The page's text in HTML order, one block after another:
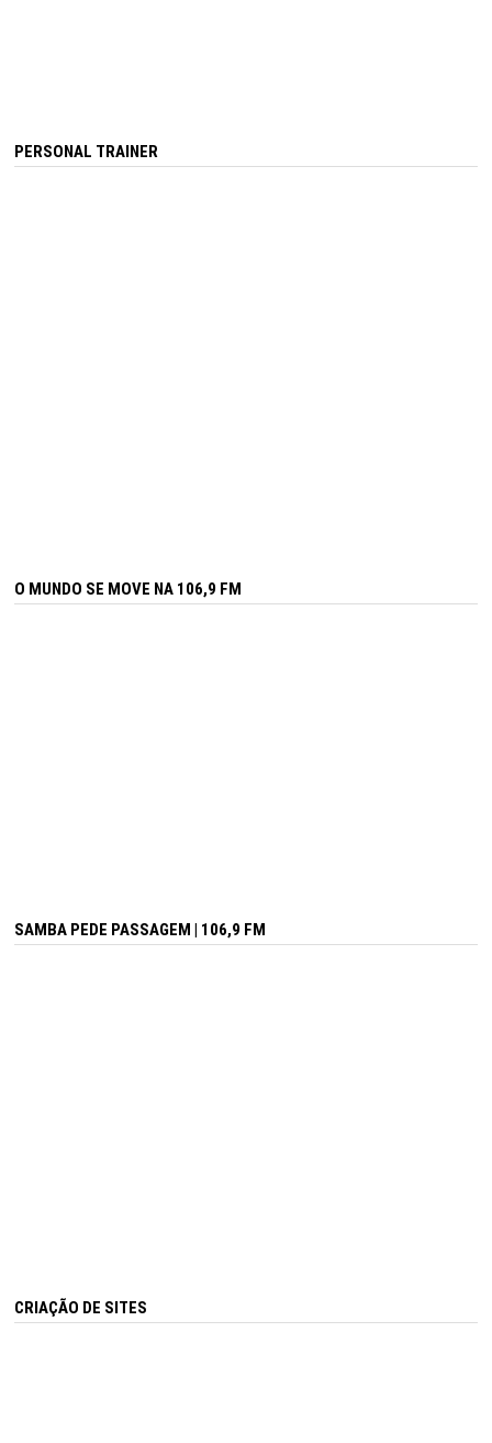
PERSONAL TRAINER
O MUNDO SE MOVE NA 106,9 FM
SAMBA PEDE PASSAGEM | 106,9 FM
CRIAÇÃO DE SITES